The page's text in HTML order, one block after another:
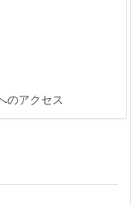
のアクセス